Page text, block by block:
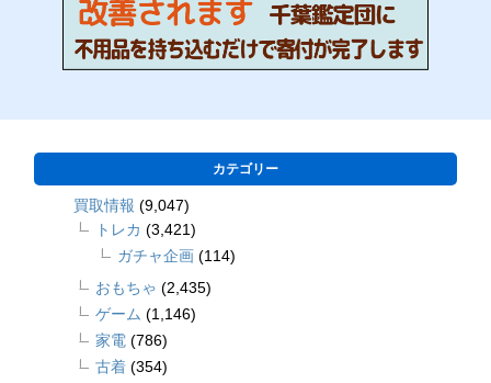
カテゴリー
買取情報 (9,047)
トレカ (3,421)
ガチャ企画 (114)
おもちゃ (2,435)
ゲーム (1,146)
家電 (786)
古着 (354)